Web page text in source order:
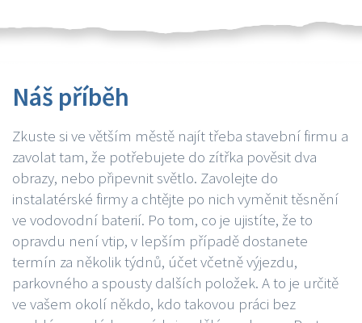
Náš příběh
Zkuste si ve větším městě najít třeba stavební firmu a
zavolat tam, že potřebujete do zítřka pověsit dva
obrazy, nebo připevnit světlo. Zavolejte do
instalatérské firmy a chtějte po nich vyměnit těsnění
ve vodovodní baterií. Po tom, co je ujistíte, že to
opravdu není vtip, v lepším případě dostanete
termín za několik týdnů, účet včetně výjezdu,
parkovného a spousty dalších položek. A to je určitě
ve vašem okolí někdo, kdo takovou práci bez